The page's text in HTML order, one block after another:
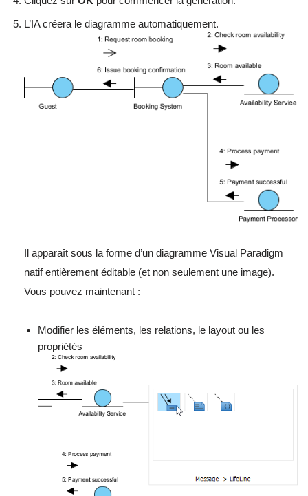
L’IA créera le diagramme automatiquement.
Il apparaît sous la forme d’un diagramme Visual Paradigm
natif entièrement éditable (et non seulement une image).
Vous pouvez maintenant :
Modifier les éléments, les relations, le layout ou les
propriétés